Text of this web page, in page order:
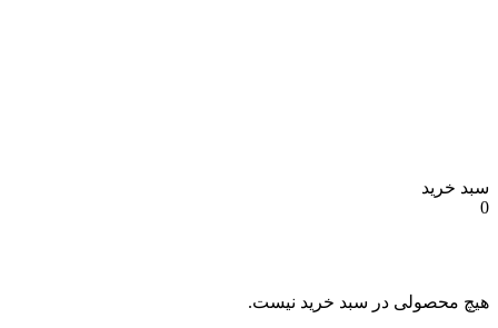
سبد خرید
0
هیچ محصولی در سبد خرید نیست.